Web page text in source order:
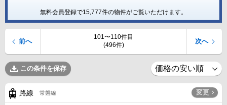
無料会員登録で15,777件の物件がご覧いただけます。
101〜110件目
(496件)
前へ 次へ
この条件を保存
路線 常磐線 変更